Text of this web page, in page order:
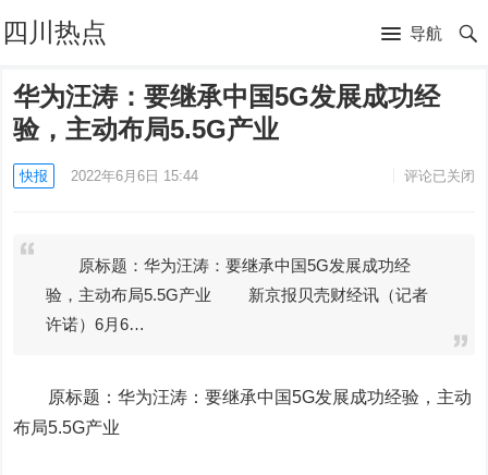
四川热点 导航
华为汪涛：要继承中国5G发展成功经
验，主动布局5.5G产业
快报 2022年6月6日 15:44 评论已关闭
原标题：华为汪涛：要继承中国5G发展成功经
验，主动布局5.5G产业 新京报贝壳财经讯（记者
许诺）6月6…
原标题：华为汪涛：要继承中国5G发展成功经验，主动
布局5.5G产业